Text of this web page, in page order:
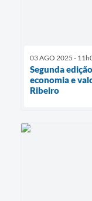
03 AGO 2025 -
Segunda
economia e
Ribeiro